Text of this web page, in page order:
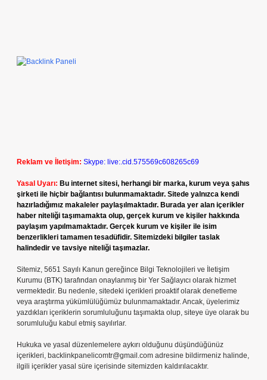
Reklam ve İletişim: Skype: live:.cid.575569c608265c69
Yasal Uyarı: Bu internet sitesi, herhangi bir marka, kurum veya şahıs
şirketi ile hiçbir bağlantısı bulunmamaktadır. Sitede yalnızca kendi
hazırladığımız makaleler paylaşılmaktadır. Burada yer alan içerikler
haber niteliği taşımamakta olup, gerçek kurum ve kişiler hakkında
paylaşım yapılmamaktadır. Gerçek kurum ve kişiler ile isim
benzerlikleri tamamen tesadüfidir. Sitemizdeki bilgiler taslak
halindedir ve tavsiye niteliği taşımazlar.
Sitemiz, 5651 Sayılı Kanun gereğince Bilgi Teknolojileri ve İletişim
Kurumu (BTK) tarafından onaylanmış bir Yer Sağlayıcı olarak hizmet
vermektedir. Bu nedenle, sitedeki içerikleri proaktif olarak denetleme
veya araştırma yükümlülüğümüz bulunmamaktadır. Ancak, üyelerimiz
yazdıkları içeriklerin sorumluluğunu taşımakta olup, siteye üye olarak bu
sorumluluğu kabul etmiş sayılırlar.
Hukuka ve yasal düzenlemelere aykırı olduğunu düşündüğünüz
içerikleri, backlinkpanelicomtr@gmail.com adresine bildirmeniz halinde,
ilgili içerikler yasal süre içerisinde sitemizden kaldırılacaktır.